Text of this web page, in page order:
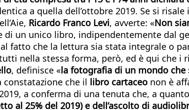
a quella dell’ottobre 2019. Se si
Ricardo Franco Levi, avverte: «Non
di un unico libro, indipendentemente dal
fatto che la lettura sia stata integrale o
nella stessa forma, però, ed è qui che
, definisce «la fotografia di un mondo che
che il libro cartaceo non è
a conferma di una tenuta che, a
al 25% del 2019) e dell’ascolto di